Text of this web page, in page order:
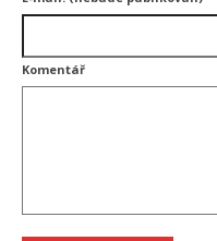
Komentář